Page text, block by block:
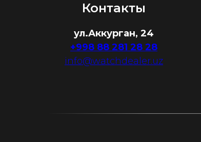
Контакты
ул.Аккурган, 24
+998 88 281 28 28
info@watchdealer.uz